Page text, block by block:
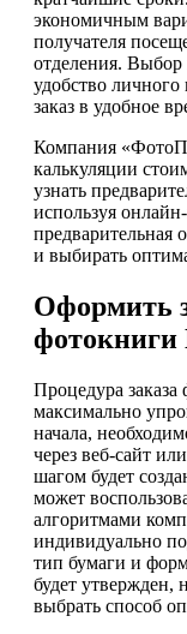
экономичным
получателя
отделения. Выбор
удобство личного
заказ в удобное
Компания
калькуляции
узнать
используя
предварительная
и выбирать
Оформить
Процедура
максимально
начала,
через веб-сайт
шагом будет
может
алгоритмами
индивидуально
тип бумаги и
будет утвержден,
выбрать способ